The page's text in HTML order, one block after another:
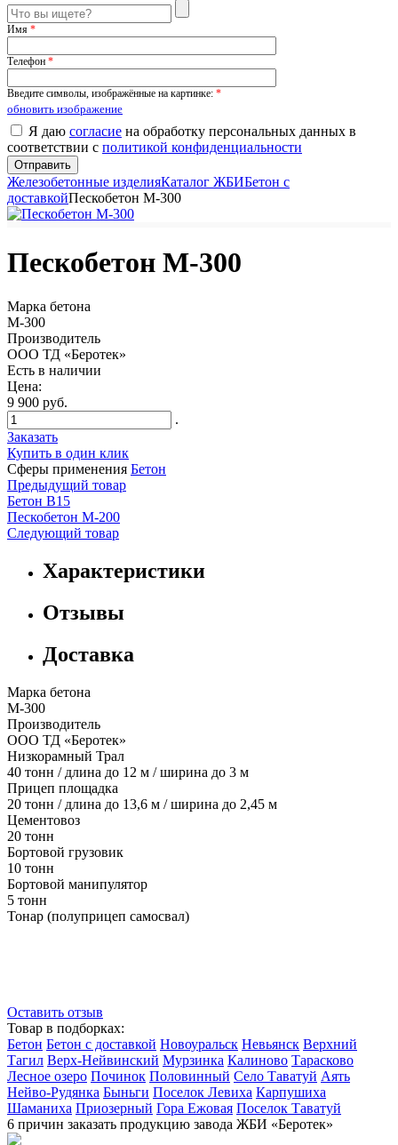
Имя *
Телефон *
Введите символы, изображённые на картинке: *
обновить изображение
Я даю согласие на обработку персональных данных в
соответствии с политикой конфиденциальности
Железобетонные изделияКаталог ЖБИБетон с
доставкойПескобетон М-300
Пескобетон М-300
Марка бетона
М-300
Производитель
ООО ТД «Беротек»
Есть в наличии
Цена:
9 900 руб.
.
Заказать
Купить в один клик
Сферы применения Бетон
Предыдущий товар
Бетон B15
Пескобетон М-200
Следующий товар
Характеристики
Отзывы
Доставка
Марка бетона
М-300
Производитель
ООО ТД «Беротек»
Низкорамный Трал
40 тонн / длина до 12 м / ширина до 3 м
Прицеп площадка
20 тонн / длина до 13,6 м / ширина до 2,45 м
Цементовоз
20 тонн
Бортовой грузовик
10 тонн
Бортовой манипулятор
5 тонн
Тонар (полуприцеп самосвал)
Оставить отзыв
Товар в подборках:
Бетон Бетон с доставкой Новоуральск Невьянск Верхний
Тагил Верх-Нейвинский Мурзинка Калиново Тарасково
Лесное озеро Починок Половинный Село Таватуй Аять
Нейво-Рудянка Быньги Поселок Левиха Карпушиха
Шаманиха Приозерный Гора Ежовая Поселок Таватуй
6 причин заказать продукцию завода ЖБИ «Беротек»